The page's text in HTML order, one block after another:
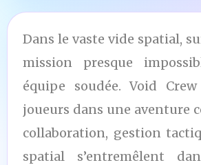
Dans le vaste vide spatial,
mission presque
équipe soudée. Void
joueurs dans une aventure
collaboration, gestion
spatial s’entremêlent